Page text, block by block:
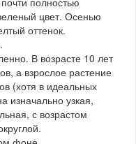
цвет. Осенью
оттенок.
В возрасте 10 лет
а взрослое растение
(хотя в идеальных
изначально узкая,
с возрастом